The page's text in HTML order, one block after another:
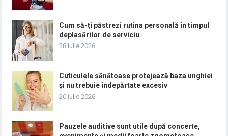
Cum să-ți păstrezi rutina personală în timpul
deplasărilor de serviciu
28 iulie 2026
Cuticulele sănătoase protejează baza unghiei
și nu trebuie îndepărtate excesiv
20 iulie 2026
Pauzele auditive sunt utile după concerte,